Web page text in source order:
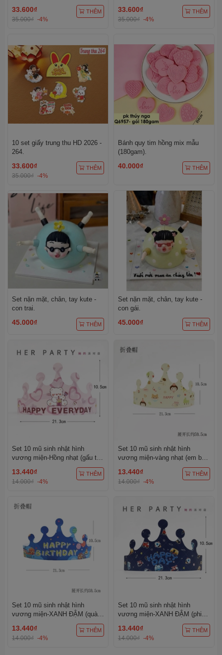
33.600₫
35.000₫ -4%
THÊM 33.600₫
35.000₫ -4%
THÊM
10 set giấy trung thu HD 2026 -
264.
33.600₫
35.000₫ -4%
THÊM
Bánh quy tim hồng mix mẫu
(180gam).
40.000₫ THÊM
Set nặn mặt, chân, tay kute -
con trai.
45.000₫ THÊM
Set nặn mặt, chân, tay kute -
con gái.
45.000₫ THÊM
Set 10 mũ sinh nhật hình
vương miện-Hồng nhạt (gấu trà
13.440₫
14.000₫ -4%
THÊM
Set 10 mũ sinh nhật hình
vương miện-vàng nhạt (em bé
13.440₫
14.000₫ -4%
THÊM
Set 10 mũ sinh nhật hình
vương miện-XANH ĐẬM (quà
13.440₫
14.000₫ -4%
THÊM
Set 10 mũ sinh nhật hình
vương miện-XANH ĐẬM (phi
13.440₫
14.000₫ -4%
THÊM